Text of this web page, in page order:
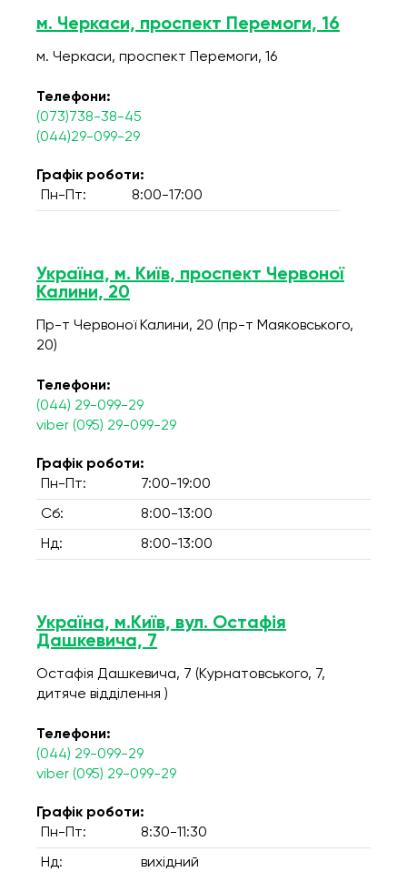
м. Черкаси, проспект Перемоги, 16
м. Черкаси, проспект Перемоги, 16
Телефони:
(073)738-38-45
(044)29-099-29
Графік роботи:
Пн-Пт:
8:00-17:00
Україна, м. Київ, проспект Червоної
Калини, 20
Пр-т Червоної Калини, 20 (пр-т Маяковського,
20)
Телефони:
(044) 29-099-29
viber (095) 29-099-29
Графік роботи:
Пн-Пт:
7:00-19:00
Сб: 8:00-13:00
Нд: 8:00-13:00
Україна, м.Київ, вул. Остафія
Дашкевича, 7
Остафія Дашкевича, 7 (Курнатовського, 7,
дитяче відділення )
Телефони:
(044) 29-099-29
viber (095) 29-099-29
Графік роботи:
Пн-Пт:
8:30-11:30
Нд: вихідний